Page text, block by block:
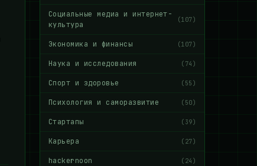
Социальные медиа и интернет-
культура
(107)
Экономика и финансы (107)
Наука и исследования (74)
Спорт и здоровье (55)
Психология и саморазвитие (50)
Стартапы (39)
Карьера (27)
hackernoon (24)